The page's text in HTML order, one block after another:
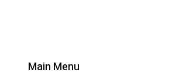
Main Menu